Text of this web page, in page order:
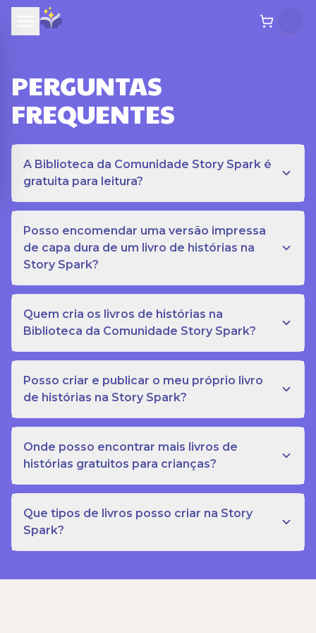
PERGUNTAS
FREQUENTES
A Biblioteca da Comunidade Story Spark é
gratuita para leitura?
Posso encomendar uma versão impressa
de capa dura de um livro de histórias na
Story Spark?
Quem cria os livros de histórias na
Biblioteca da Comunidade Story Spark?
Posso criar e publicar o meu próprio livro
de histórias na Story Spark?
Onde posso encontrar mais livros de
histórias gratuitos para crianças?
Que tipos de livros posso criar na Story
Spark?